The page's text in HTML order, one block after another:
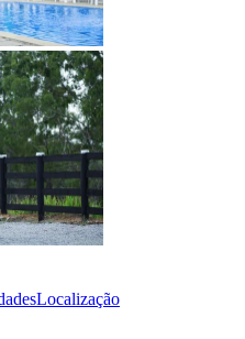
Localização